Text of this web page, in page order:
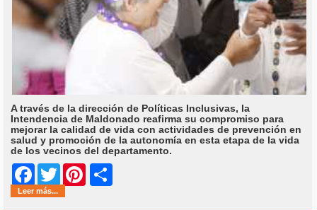
A través de la dirección de Políticas Inclusivas, la
Intendencia de Maldonado reafirma su compromiso para
mejorar la calidad de vida con actividades de prevención en
salud y promoción de la autonomía en esta etapa de la vida
de los vecinos del departamento.
Facebook
Twitter Pinterest
Leer más...